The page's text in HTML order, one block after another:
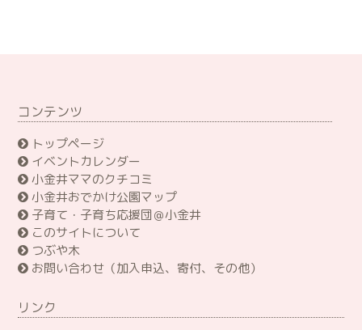
コンテンツ
トップページ
イベントカレンダー
小金井ママのクチコミ
小金井おでかけ公園マップ
子育て・子育ち応援団＠小金井
このサイトについて
つぶや木
お問い合わせ（加入申込、寄付、その他）
リンク